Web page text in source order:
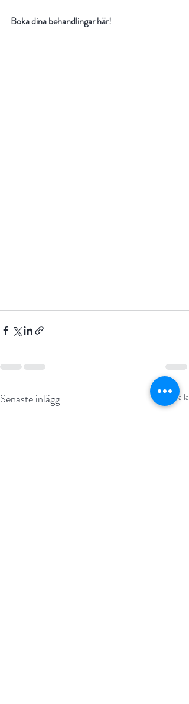
Boka dina behandlingar här!
Senaste inlägg Visa alla